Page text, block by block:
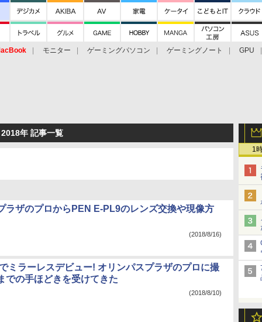
モニター ゲーミングパソコン ゲーミングノート GPU
1
年 記事一覧
ラザのプロからPEN E-PL9のレンズ交換や現像方
(2018/8/16)
ミラーレスデビュー! オリンパスプラザのプロに撮
での手ほどきを受けてきた
(2018/8/10)